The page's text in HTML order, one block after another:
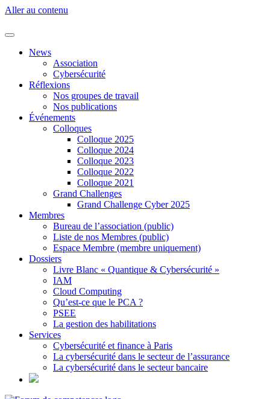
Aller au contenu
News
Association
Cybersécurité
Réflexions
Nos groupes de travail
Nos publications
Événements
Colloques
Colloque 2025
Colloque 2024
Colloque 2023
Colloque 2022
Colloque 2021
Grand Challenges
Grand Challenge Cyber 2025
Membres
Bureau de l’association (public)
Liste de nos Membres (public)
Espace Membre (membre uniquement)
Dossiers
Livre Blanc « Quantique & Cybersécurité »
IAM
Cloud Computing
Qu’est-ce que le PCA ?
PSEE
La gestion des habilitations
Services
Cybersécurité et finance à Paris
La cybersécurité dans le secteur de l’assurance
La cybersécurité dans le secteur bancaire